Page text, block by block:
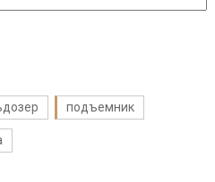
подъемник